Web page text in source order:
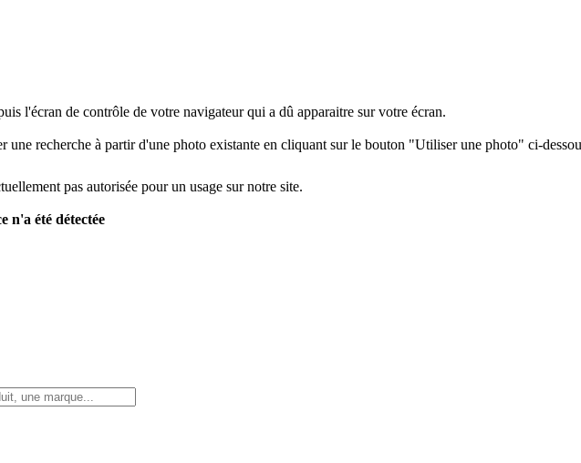
l'écran de contrôle de votre navigateur qui a dû apparaitre sur votre écran.
une recherche à partir d'une photo existante en cliquant sur le bouton "Utiliser une photo" ci-
pas autorisée pour un usage sur notre site.
n'a été détectée